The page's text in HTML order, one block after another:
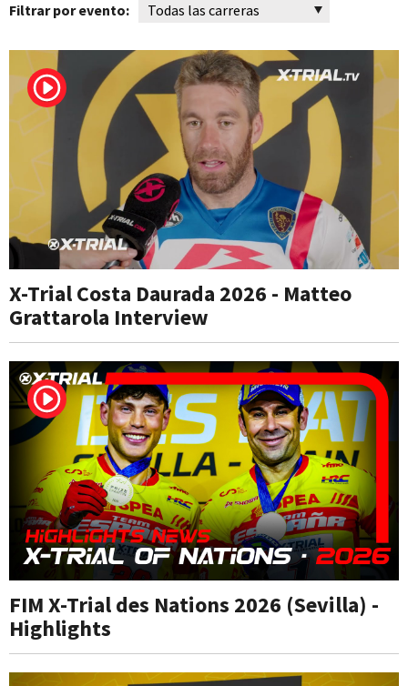
Filtrar por evento:
X-Trial Costa Daurada 2026 - Matteo
Grattarola Interview
FIM X-Trial des Nations 2026 (Sevilla) -
Highlights